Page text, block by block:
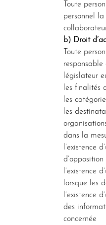
Toute
personnel
b) Droit
Toute
législateur
les finalités
les
les
dans la
l’existence
l’existence
lorsque les
l’existence
des
concernée